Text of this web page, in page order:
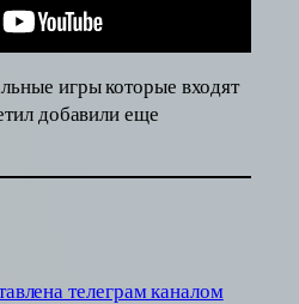
игры которые входят
добавили еще
телеграм каналом